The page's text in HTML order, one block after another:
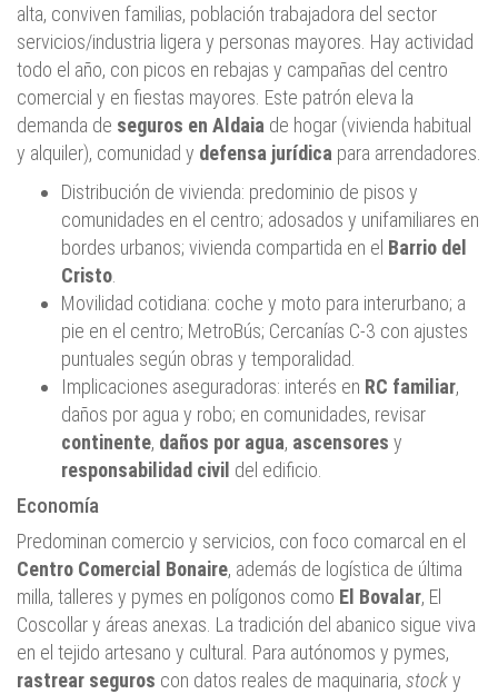
alta, conviven familias, población trabajadora del sector
servicios/industria ligera y personas mayores. Hay actividad
todo el año, con picos en rebajas y campañas del centro
comercial y en fiestas mayores. Este patrón eleva la
demanda de seguros en Aldaia de hogar (vivienda habitual
y alquiler), comunidad y defensa jurídica para arrendadores.
Distribución de vivienda: predominio de pisos y
comunidades en el centro; adosados y unifamiliares en
bordes urbanos; vivienda compartida en el Barrio del
Cristo.
Movilidad cotidiana: coche y moto para interurbano; a
pie en el centro; MetroBús; Cercanías C‑3 con ajustes
puntuales según obras y temporalidad.
Implicaciones aseguradoras: interés en RC familiar,
daños por agua y robo; en comunidades, revisar
continente, daños por agua, ascensores y
responsabilidad civil del edificio.
Economía
Predominan comercio y servicios, con foco comarcal en el
Centro Comercial Bonaire, además de logística de última
milla, talleres y pymes en polígonos como El Bovalar, El
Coscollar y áreas anexas. La tradición del abanico sigue viva
en el tejido artesano y cultural. Para autónomos y pymes,
rastrear seguros con datos reales de maquinaria, stocky